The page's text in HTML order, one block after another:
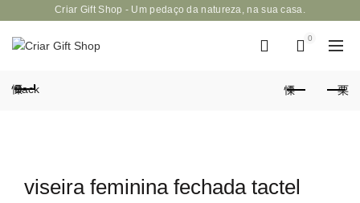
Criar Gift Shop - Um pedaço da natureza, na sua casa.
0
Back
viseira feminina fechada tactel